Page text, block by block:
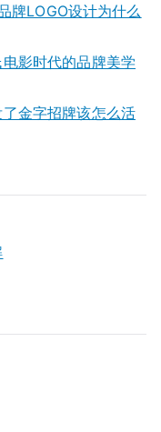
识
牌LOGO设计为什么
影时代的品牌美学
金字招牌该怎么活